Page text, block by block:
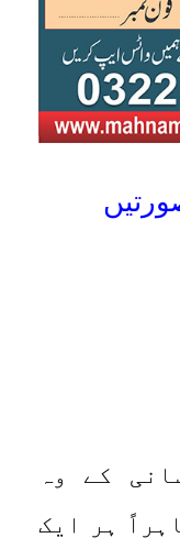
کے وہ
ہر ایک